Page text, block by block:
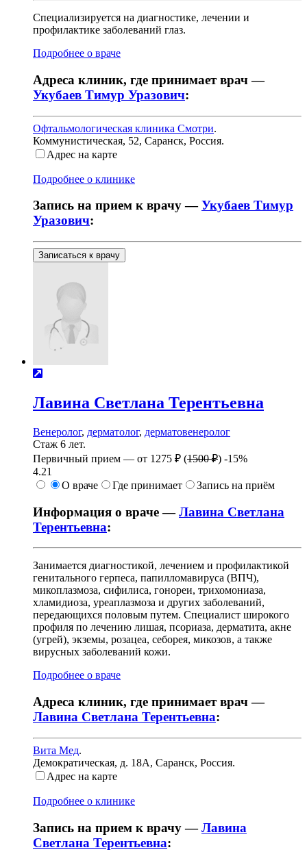
Специализируется на диагностике, лечении и
профилактике заболеваний глаз.
Подробнее о враче
Адреса клиник, где принимает врач —
Укубаев Тимур Уразович:
Офтальмологическая клиника Смотри.
Коммунистическая, 52, Саранск, Россия.
Адрес на карте
Подробнее о клинике
Запись на прием к врачу —Укубаев Тимур
Уразович:
Записаться к врачу
Лавина Светлана Терентьевна
Венеролог, дерматолог, дерматовенеролог
Стаж 6 лет.
Первичный прием — от 1275 ₽ (1500 ₽) -15%
4.21
О враче
Где принимает Запись на приём
Информация о враче —Лавина Светлана
Терентьевна:
Занимается диагностикой, лечением и профилактикой
генитального герпеса, папилломавируса (ВПЧ),
микоплазмоза, сифилиса, гонореи, трихомониаза,
хламидиоза, уреаплазмоза и других заболеваний,
передающихся половым путем. Специалист широкого
профиля по лечению лишая, псориаза, дерматита, акне
(угрей), экземы, розацеа, себорея, микозов, а также
вирусных заболеваний кожи.
Подробнее о враче
Адреса клиник, где принимает врач —
Лавина Светлана Терентьевна:
Вита Мед.
Демократическая, д. 18А, Саранск, Россия.
Адрес на карте
Подробнее о клинике
Запись на прием к врачу —Лавина
Светлана Терентьевна: